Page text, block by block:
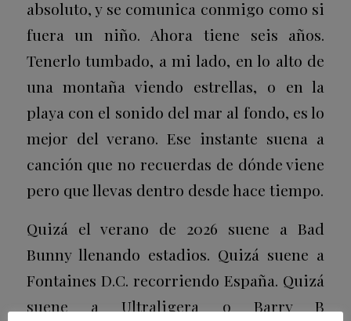
absoluto, y se comunica conmigo como si
fuera un niño. Ahora tiene seis años.
Tenerlo tumbado, a mi lado, en lo alto de
una montaña viendo estrellas, o en la
playa con el sonido del mar al fondo, es lo
mejor del verano. Ese instante suena a
canción que no recuerdas de dónde viene
pero que llevas dentro desde hace tiempo.
Quizá el verano de 2026 suene a Bad
Bunny llenando estadios. Quizá suene a
Fontaines D.C. recorriendo España. Quizá
suene a Ultraligera o Barry B